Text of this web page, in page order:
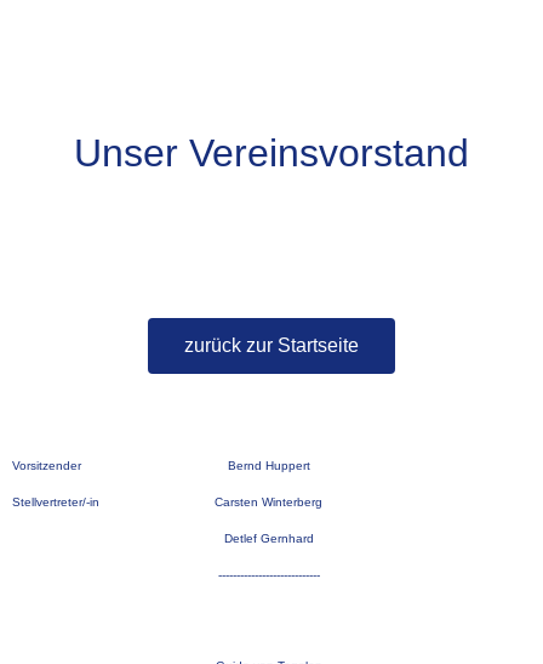
Unser Vereinsvorstand
zurück zur Startseite
Vorsitzender
Stellvertreter/-in
Bernd Huppert
Carsten Winterberg
Detlef Gernhard
----------------------------